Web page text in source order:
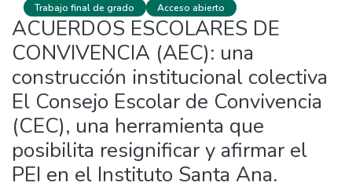
Trabajo final de grado Acceso abierto
ACUERDOS ESCOLARES DE
CONVIVENCIA (AEC): una
construcción institucional colectiva
El Consejo Escolar de Convivencia
(CEC), una herramienta que
posibilita resignificar y afirmar el
PEI en el Instituto Santa Ana.